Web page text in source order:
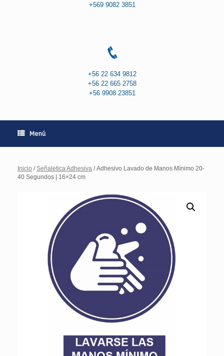
+569 9082 3851
+56 22 634 9812
+56 22 665 2758
+56 9908 23851
Menú
Inicio /Señaletica Adhesiva / Adhesivo Lavado de Manos Mínimo 20-
40 Segundos | 16×24 cm